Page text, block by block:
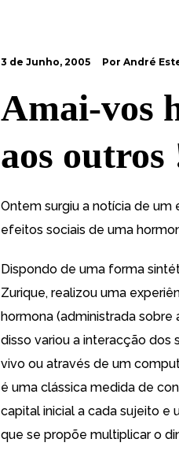
3 de Junho, 2005 Por André
Amai-vos
aos outros
Ontem surgiu a notícia de um
efeitos sociais de uma
Dispondo de uma forma
Zurique, realizou uma
hormona (administrada
disso variou a interacção dos
vivo ou através de um
é uma clássica medida de
capital inicial a cada sujeito
que se propõe multiplicar o